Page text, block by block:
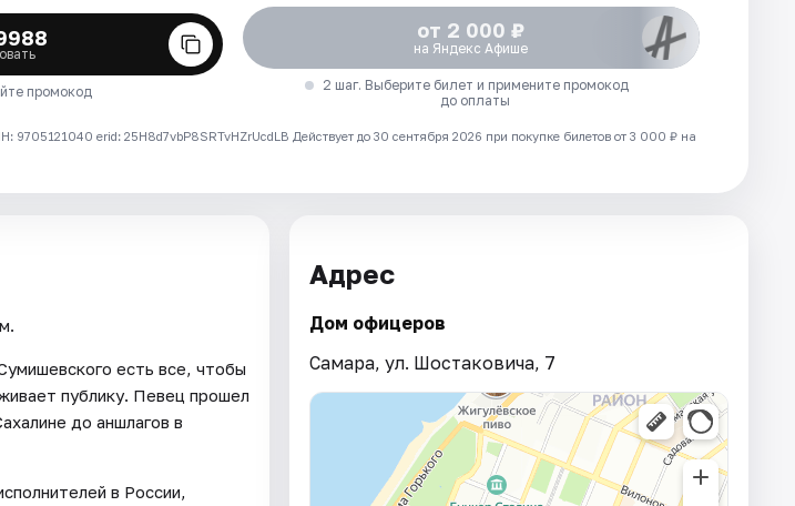
промокод
от 2 000 ₽
на Яндекс Афише
2 шаг. Выберите билет и примените промокод
до оплаты
erid: 25H8d7vbP8SRTvHZrUcdLB Действует до 30 сентября 2026 при покупке билетов от 3 000 ₽ на
есть все, чтобы
публику. Певец прошел
до аншлагов в
в России,
Адрес
Дом офицеров
Самара, ул. Шостаковича, 7